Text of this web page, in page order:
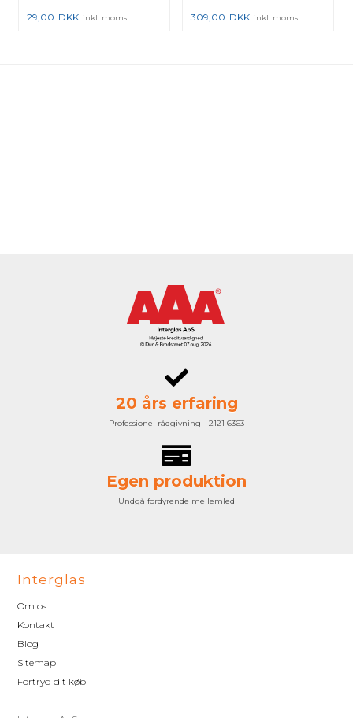
29,00 DKK inkl. moms 309,00 DKK inkl. moms
20 års erfaring
Professionel rådgivning - 2121 6363
Egen produktion
Undgå fordyrende mellemled
Interglas
Om os
Kontakt
Blog
Sitemap
Fortryd dit køb